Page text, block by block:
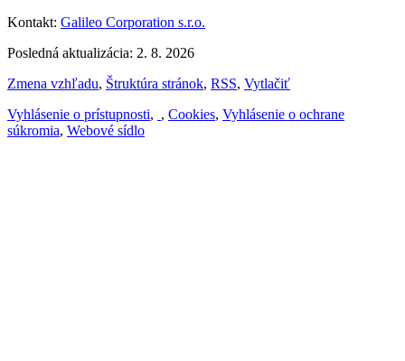
Kontakt: Galileo Corporation s.r.o.
Posledná aktualizácia: 2. 8. 2026
Zmena vzhľadu, Štruktúra stránok, RSS, Vytlačiť
Vyhlásenie o prístupnosti, , Cookies, Vyhlásenie o ochrane
súkromia, Webové sídlo